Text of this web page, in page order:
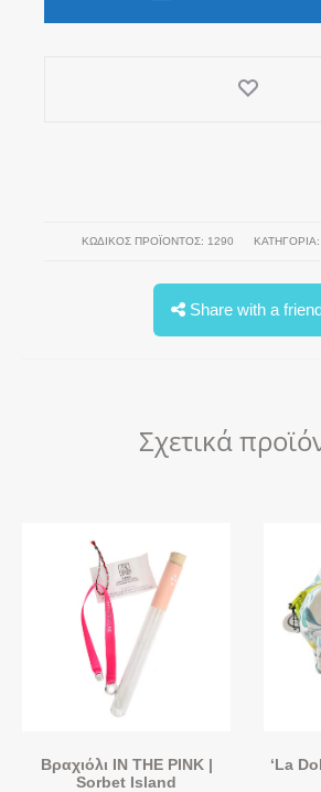
ΚΩΔΙΚΌΣ ΠΡΟΪΌΝΤΟΣ: 1290 ΚΑΤΗΓΟΡΊΑ:
Share with a
Σχετικά
Βραχιόλι IN THE PINK |
Sorbet Island
‘La